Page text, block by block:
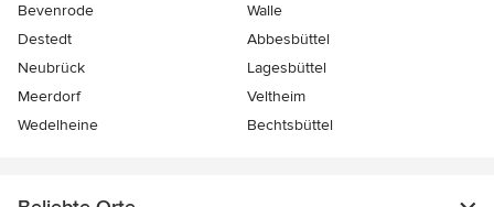
Bevenrode
Walle
Destedt
Abbesbüttel
Neubrück
Lagesbüttel
Meerdorf
Veltheim
Wedelheine
Bechtsbüttel